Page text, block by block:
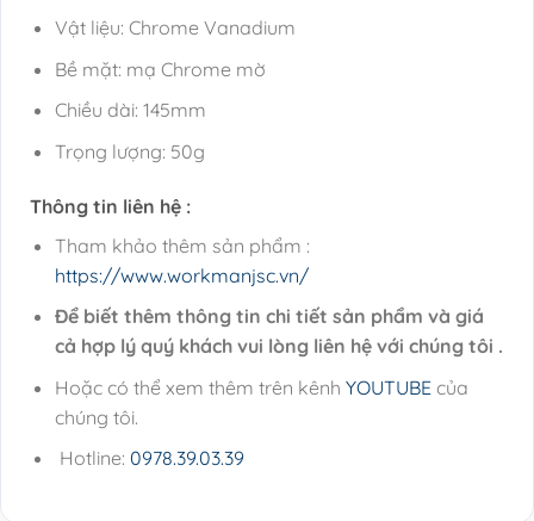
Vật liệu: Chrome Vanadium
Bề mặt: mạ Chrome mờ
Chiều dài: 145mm
Trọng lượng: 50g
Thông tin liên hệ :
Tham khảo thêm sản phẩm :
https://www.workmanjsc.vn/
Để biết thêm thông tin chi tiết sản phẩm và giá
cả hợp lý quý khách vui lòng liên hệ với chúng tôi .
Hoặc có thể xem thêm trên kênh YOUTUBEcủa
chúng tôi.
Hotline: 0978.39.03.39